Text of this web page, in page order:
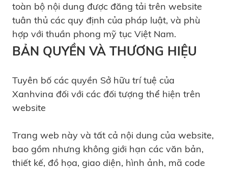
toàn bộ nội dung được đăng tải trên website
tuân thủ các quy định của pháp luật, và phù
hợp với thuần phong mỹ tục Việt Nam.
BẢN QUYỀN VÀ THƯƠNG HIỆU
Tuyên bố các quyền Sở hữu trí tuệ của
Xanhvina đối với các đối tượng thể hiện trên
website
Trang web này và tất cả nội dung của website,
bao gồm nhưng không giới hạn các văn bản,
thiết kế, đồ họa, giao diện, hình ảnh, mã code